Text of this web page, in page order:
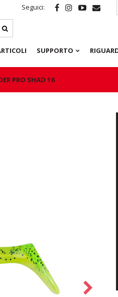
Seguici:
SUPPORTO
PRO SHAD 16